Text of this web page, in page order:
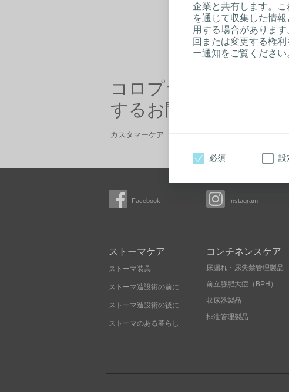
企業と共有します。
を通じて収集した情
用する場合がありま
回または変更する権
ー通知をご覧ください
必須 設
コロプラスト製品に関
するお問い合わせ
カスタマーケア フリーダイヤル 0120-66-4469
Facebook Instagram
ストーマケア
ストーマ装具
ストーマ造設術の前に
ストーマ造設術の後に
ストーマのある暮らし
コンチネンスケア
尿漏れ・尿失禁管理製品
前立腺肥大症（BPH）
収尿器製品
排泄管理製品